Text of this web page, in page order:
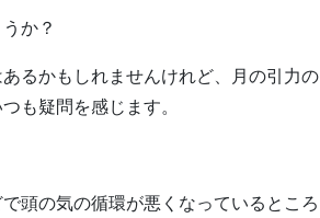
か？
るかもしれませんけれど、月の引力の
も疑問を感じます。
頭の気の循環が悪くなっているところ